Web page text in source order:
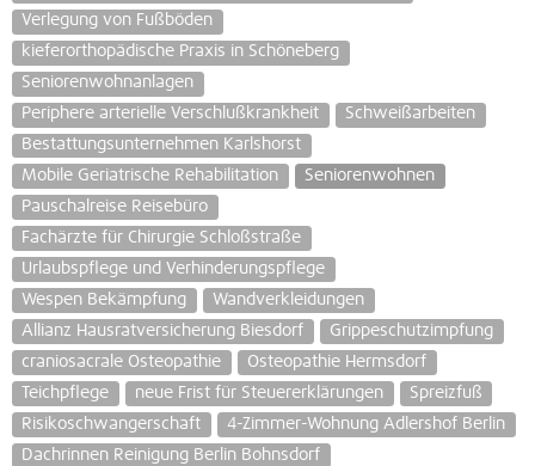
Verlegung von Fußböden
kieferorthopädische Praxis in Schöneberg
Seniorenwohnanlagen
Periphere arterielle Verschlußkrankheit
Schweißarbeiten
Bestattungsunternehmen Karlshorst
Mobile Geriatrische Rehabilitation
Seniorenwohnen
Pauschalreise Reisebüro
Fachärzte für Chirurgie Schloßstraße
Urlaubspflege und Verhinderungspflege
Wespen Bekämpfung
Wandverkleidungen
Allianz Hausratversicherung Biesdorf
Grippeschutzimpfung
craniosacrale Osteopathie
Osteopathie Hermsdorf
Teichpflege
neue Frist für Steuererklärungen
Spreizfuß
Risikoschwangerschaft
4-Zimmer-Wohnung Adlershof Berlin
Dachrinnen Reinigung Berlin Bohnsdorf